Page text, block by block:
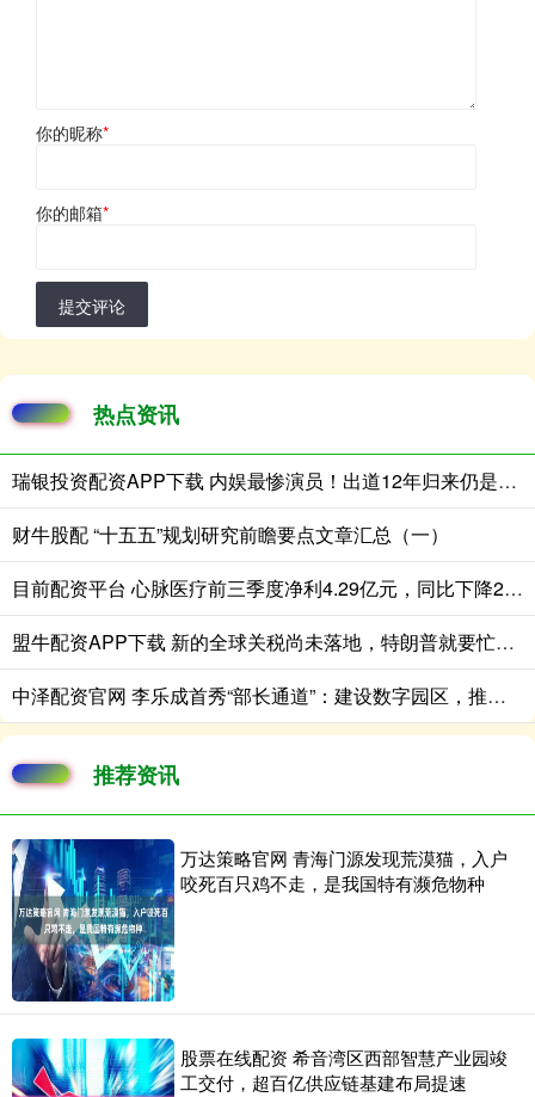
你的昵称*
你的邮箱*
提交评论
热点资讯
瑞银投资配资APP下载 内娱最惨演员！出道12年归来仍是新人，陈学冬的“无妄之灾”看哭无数人
财牛股配 “十五五”规划研究前瞻要点文章汇总（一）
目前配资平台 心脉医疗前三季度净利4.29亿元，同比下降22.46%
盟牛配资APP下载 新的全球关税尚未落地，特朗普就要忙着打一场官司
中泽配资官网 李乐成首秀“部长通道”：建设数字园区，推进新一代AI产品
推荐资讯
万达策略官网 青海门源发现荒漠猫，入户
咬死百只鸡不走，是我国特有濒危物种
股票在线配资 希音湾区西部智慧产业园竣
工交付，超百亿供应链基建布局提速